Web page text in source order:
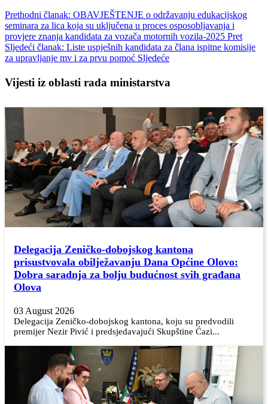
Prethodni članak: OBAVJEŠTENJE o održavanju edukacijskog
seminara za lica koja su uključena u proces osposobljavanja i
provjere znanja kandidata za vozača motornih vozila-2025 Pret
Sljedeći članak: Liste uspješnih kandidata za člana ispitne komisije
za upravljanje mv i za prvu pomoć Sljedeće
Vijesti iz oblasti rada ministarstva
Delegacija Zeničko-dobojskog kantona
prisustvovala obilježavanju Dana Općine Olovo:
Dobra saradnja za bolju budućnost svih građana
Olova
03 August 2026
Delegacija Zeničko-dobojskog kantona, koju su predvodili
premijer Nezir Pivić i predsjedavajući Skupštine Ćazi...